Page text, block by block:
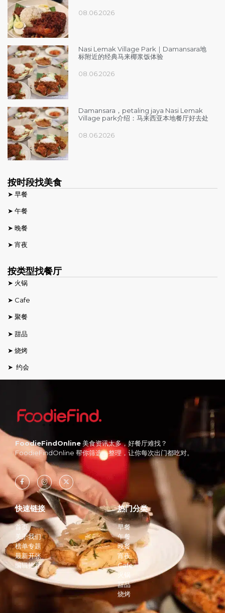
08.06.2026
Nasi Lemak Village Park｜Damansara地
标附近的经典马来椰浆饭体验
08.06.2026
Damansara，petaling jaya Nasi Lemak
Village park介绍：马来西亚本地餐厅好去处
08.06.2026
按时段找美食
➤ 早餐
➤ 午餐
➤ 晚餐
➤ 宵夜
按类型找餐厅
➤ 火锅
➤ Cafe
➤ 聚餐
➤ 甜品
➤ 烧烤
➤ 约会
FoodieFindOnline美食资讯太多，好餐厅难找？
FoodieFindOnline 帮你筛选、整理，让你每次出门都吃对。
快速链接
首页
关于我们
榜单专题
最新开张
编辑推荐
热门分类
早餐
午餐
晚餐
宵夜
Cafe
火锅
甜品
烧烤